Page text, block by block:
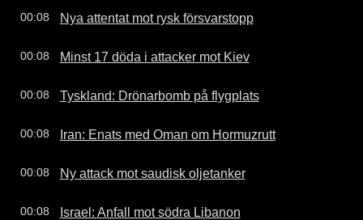
00:08 Nya attentat mot rysk försvarstopp
00:08 Minst 17 döda i attacker mot Kiev
00:08 Tyskland: Drönarbomb på flygplats
00:08 Iran: Enats med Oman om Hormuzrutt
00:08 Ny attack mot saudisk oljetanker
00:08 Israel: Anfall mot södra Libanon